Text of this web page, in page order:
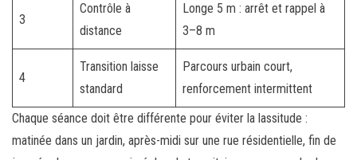
3
Contrôle à
distance
Longe 5 m : arrêt et rappel à
3–8 m
4
Transition laisse
standard
Parcours urbain court,
renforcement intermittent
Chaque séance doit être différente pour éviter la lassitude :
matinée dans un jardin, après-midi sur une rue résidentielle, fin de